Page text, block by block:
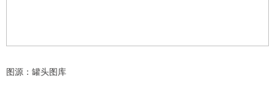
图源：罐头图库